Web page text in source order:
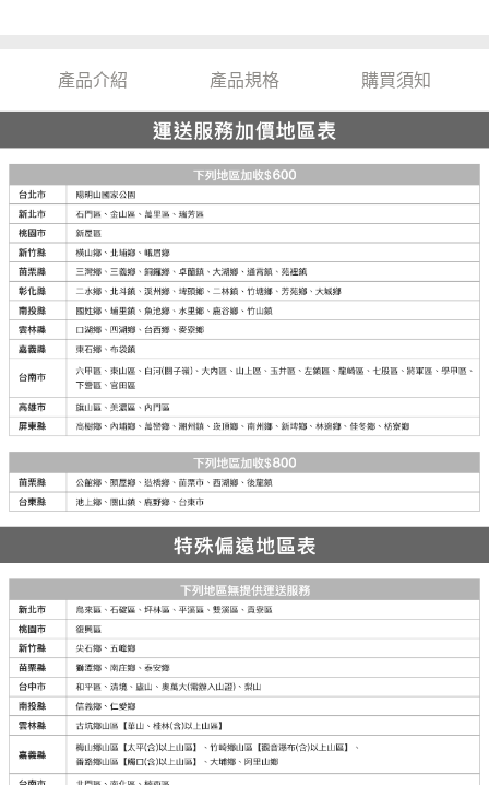
產品介紹 產品規格 購買須知